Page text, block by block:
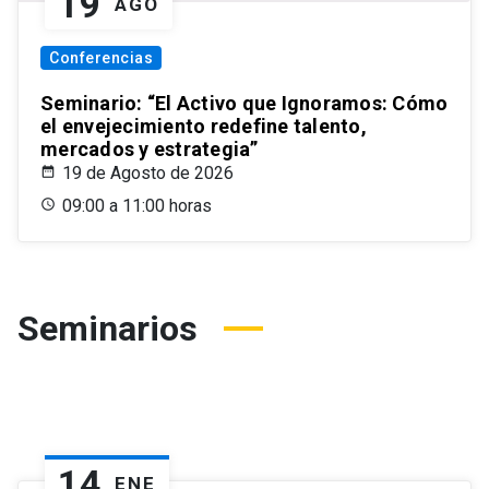
AGO
Conferencias
Seminario: “El Activo que Ignoramos: Cómo
el envejecimiento redefine talento,
mercados y estrategia”
19 de Agosto de 2026
09:00 a 11:00 horas
Seminarios
ENE